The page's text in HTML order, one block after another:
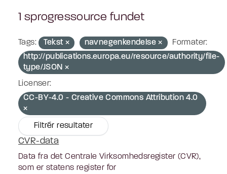
1 sprogressource fundet
Tags: Tekst navnegenkendelse
Formater:
http://publications.europa.eu/resource/authority/file-
type/JSON
Licenser:
CC-BY-4.0 - Creative Commons Attribution 4.0
Filtrér resultater
CVR-data
Data fra det Centrale Virksomhedsregister (CVR),
som er statens register for